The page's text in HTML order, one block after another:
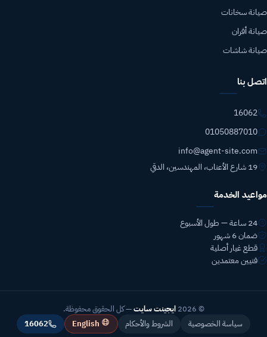
صيانة سخانات
صيانة أفران
صيانة شاشات
اتصل بنا
16062
01050887010
info@agent-site.com
19 شارع الأعناب، المهندسين، الدقي
مواعيد الخدمة
24 ساعة — طول الأسبوع
ضمان 6 شهور
قطع غيار أصلية
فنيين معتمدين
© 2026 ايجينت سايت— كل الحقوق محفوظة.
سياسة الخصوصية
الشروط والأحكام English
16062